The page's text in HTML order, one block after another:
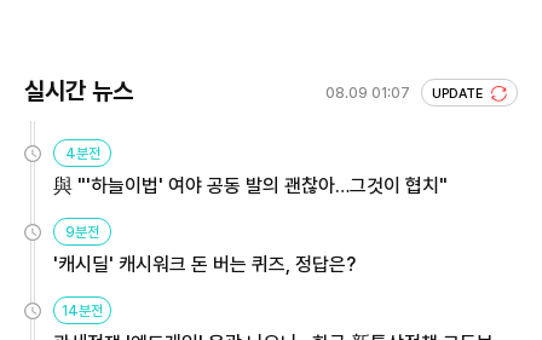
실시간 뉴스 08.09 01:07 UPDATE
4분전
與 "'하늘이법' 여야 공동 발의 괜찮아…그것이 협치"
9분전
'캐시딜' 캐시워크 돈 버는 퀴즈, 정답은?
14분전